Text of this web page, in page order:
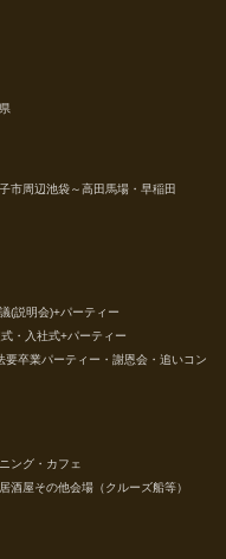
市周辺池袋～高田馬場・早稲田
(説明会)+パーティー
式・入社式+パーティー
要卒業パーティー・謝恩会・追いコン
ング・カフェ
居酒屋その他会場（クルーズ船等）